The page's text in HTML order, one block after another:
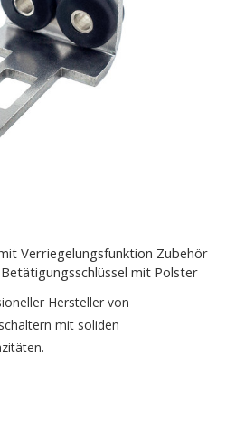
Verriegelungsfunktion Zubehör
mit Polster
Hersteller von
mit soliden